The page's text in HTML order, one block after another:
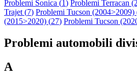
Problemi Sonica (1) Problemi Terracan
Trajet (7) Problemi Tucson (2004>2009)
(2015>2020) (27) Problemi Tucson
Problemi automobili
A